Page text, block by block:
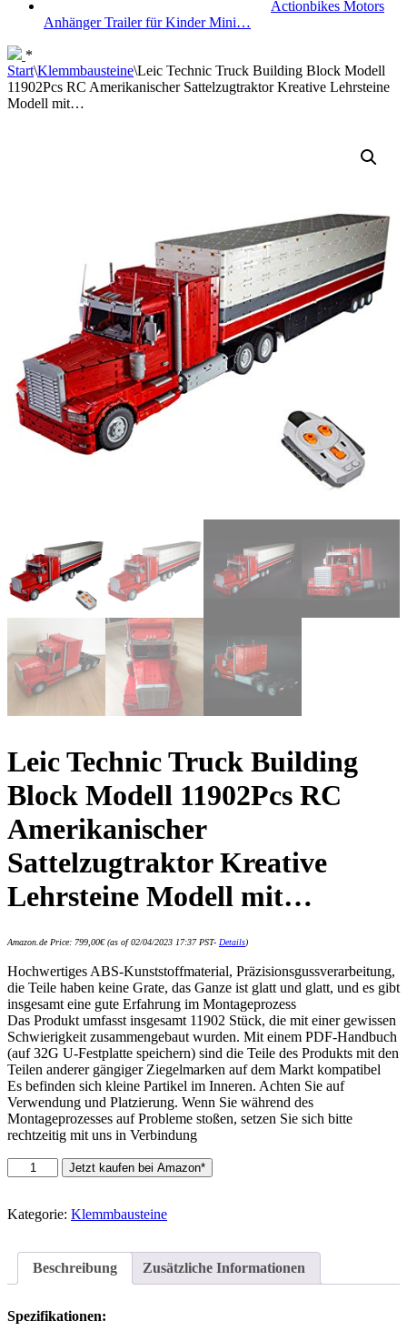
Actionbikes Motors
Anhänger Trailer für Kinder Mini…
*
Start\Klemmbausteine\Leic Technic Truck Building Block Modell
11902Pcs RC Amerikanischer Sattelzugtraktor Kreative Lehrsteine
Modell mit…
Leic Technic Truck Building
Block Modell 11902Pcs RC
Amerikanischer
Sattelzugtraktor Kreative
Lehrsteine Modell mit…
Amazon.de Price: 799,00€(as of 02/04/2023 17:37 PST- Details)
Hochwertiges ABS-Kunststoffmaterial, Präzisionsgussverarbeitung,
die Teile haben keine Grate, das Ganze ist glatt und glatt, und es gibt
insgesamt eine gute Erfahrung im Montageprozess
Das Produkt umfasst insgesamt 11902 Stück, die mit einer gewissen
Schwierigkeit zusammengebaut wurden. Mit einem PDF-Handbuch
(auf 32G U-Festplatte speichern) sind die Teile des Produkts mit den
Teilen anderer gängiger Ziegelmarken auf dem Markt kompatibel
Es befinden sich kleine Partikel im Inneren. Achten Sie auf
Verwendung und Platzierung. Wenn Sie während des
Montageprozesses auf Probleme stoßen, setzen Sie sich bitte
rechtzeitig mit uns in Verbindung
Leic
Technic
Building
11902Pcs
RC
Sattelzugtraktor
Jetzt kaufen bei Amazon*
Kategorie: Klemmbausteine
Beschreibung Zusätzliche Informationen
Spezifikationen: